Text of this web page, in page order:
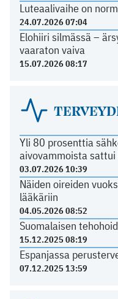
Luteaalivaihe on
24.07.2026 07:04
Elohiiri silmässä –
vaaraton vaiva
15.07.2026 08:17
Yli 80 prosenttia
aivovammoista sattui
03.07.2026 10:39
Näiden oireiden
lääkäriin
04.05.2026 08:52
Suomalaisen
15.12.2025 08:19
Espanjassa
07.12.2025 13:59